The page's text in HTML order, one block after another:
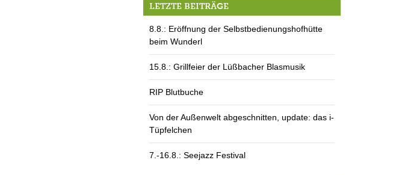
LETZTE BEITRÄGE
8.8.: Eröffnung der Selbstbedienungshofhütte
beim Wunderl
15.8.: Grillfeier der Lüßbacher Blasmusik
RIP Blutbuche
Von der Außenwelt abgeschnitten, update: das i-
Tüpfelchen
7.-16.8.: Seejazz Festival